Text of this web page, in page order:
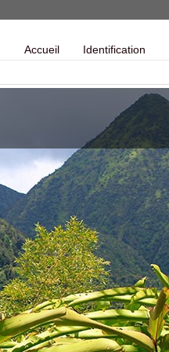
Accueil Identification